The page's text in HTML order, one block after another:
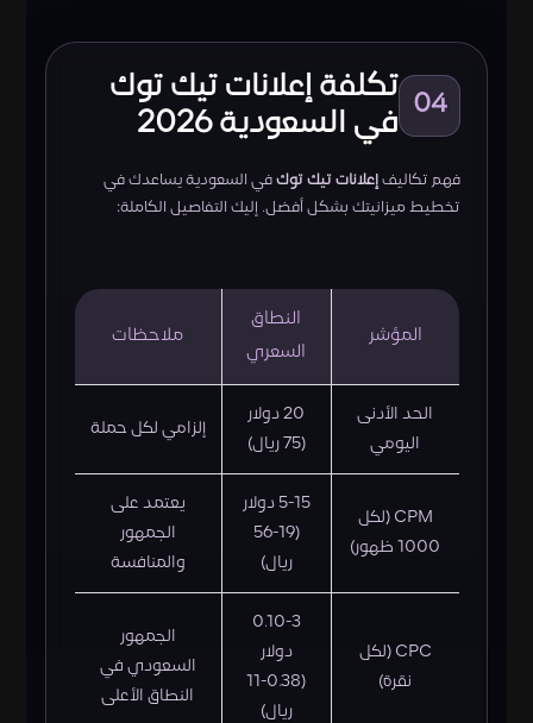
04
تكلفة إعلانات تيك توك
في السعودية 2026
فهم تكاليف إعلانات تيك توك في السعودية يساعدك في
تخطيط ميزانيتك بشكل أفضل. إليك التفاصيل الكاملة:
المؤشر
النطاق
السعري
ملاحظات
الحد الأدنى
اليومي
20 دولار
(75 ريال)
إلزامي لكل حملة
CPM (لكل
1000 ظهور)
5-15 دولار
(19-56
ريال)
يعتمد على
الجمهور
والمنافسة
CPC (لكل
نقرة)
0.10-3
دولار
(0.38-11
ريال)
الجمهور
السعودي في
النطاق الأعلى